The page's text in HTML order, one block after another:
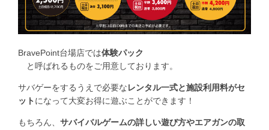
BravePoint台場店では体験パック
と呼ばれるものをご用意しております。
サバゲーをするうえで必要なレンタル一式と施設利用料がセ
ット になって大変お得に遊ぶことができます！
もちろん、サバイバルゲームの詳しい遊び方やエアガンの取